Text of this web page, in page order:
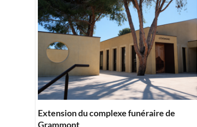
Extension du complexe funéraire de
Grammont